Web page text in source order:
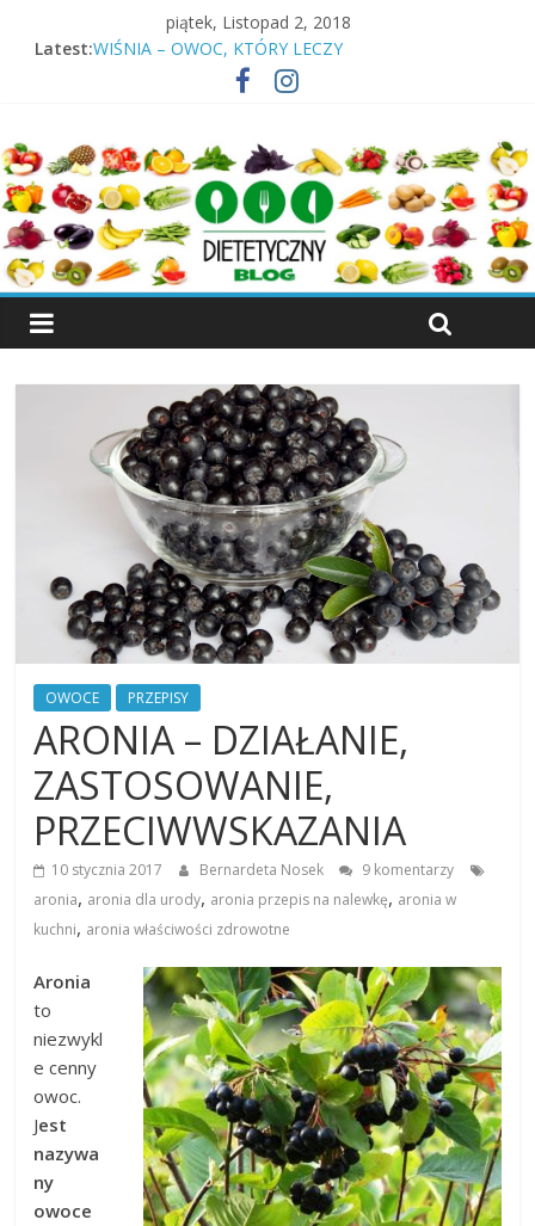
piątek, Listopad 2, 2018
Latest:KIEŁKI – WŁAŚCIWOŚCI, RODZAJE KIEŁKÓW
WIŚNIA – OWOC, KTÓRY LECZY
KALAFIOR – WARZYWO LECZNICZE
ŚNIADANIE – DLACZEGO NALEŻY JE SPOŻYWAĆ
OWOCE PRZEPISY
ARONIA – DZIAŁANIE,
ZASTOSOWANIE,
PRZECIWWSKAZANIA
10 stycznia 2017 Bernardeta Nosek
9 komentarzy
aronia, aronia dla urody, aronia przepis na nalewkę, aronia w
kuchni, aronia właściwości zdrowotne
Aronia
to
niezwykl
e cenny
owoc.
Jest
nazywa
ny
owoce